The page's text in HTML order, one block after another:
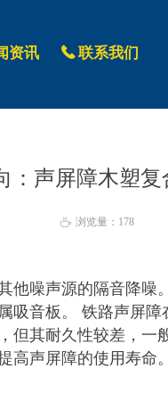
资讯 끅联系我们
：声屏障木塑复
他噪声源的隔音降噪
音板。 铁路声屏障
但其耐久性较差，一
高声屏障的使用寿命。
ꄘ 浏览量： 178